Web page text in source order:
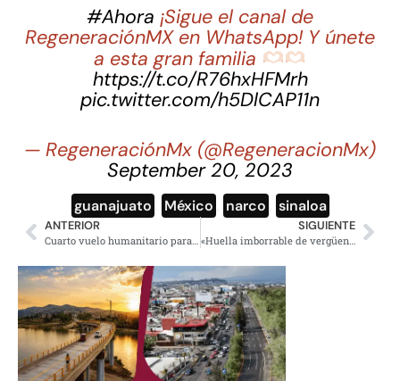
#Ahora ¡Sigue el canal de
RegeneraciónMX en WhatsApp! Y únete
a esta gran familia
https://t.co/R76hxHFMrh
pic.twitter.com/h5DlCAP11n
— RegeneraciónMx (@RegeneracionMx)
September 20, 2023
guanajuato México narco sinaloa
ANTERIOR SIGUIENTE